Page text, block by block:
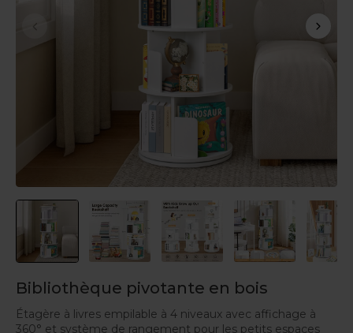
Bibliothèque pivotante en bois
Étagère à livres empilable à 4 niveaux avec affichage à
360° et système de rangement pour les petits espaces